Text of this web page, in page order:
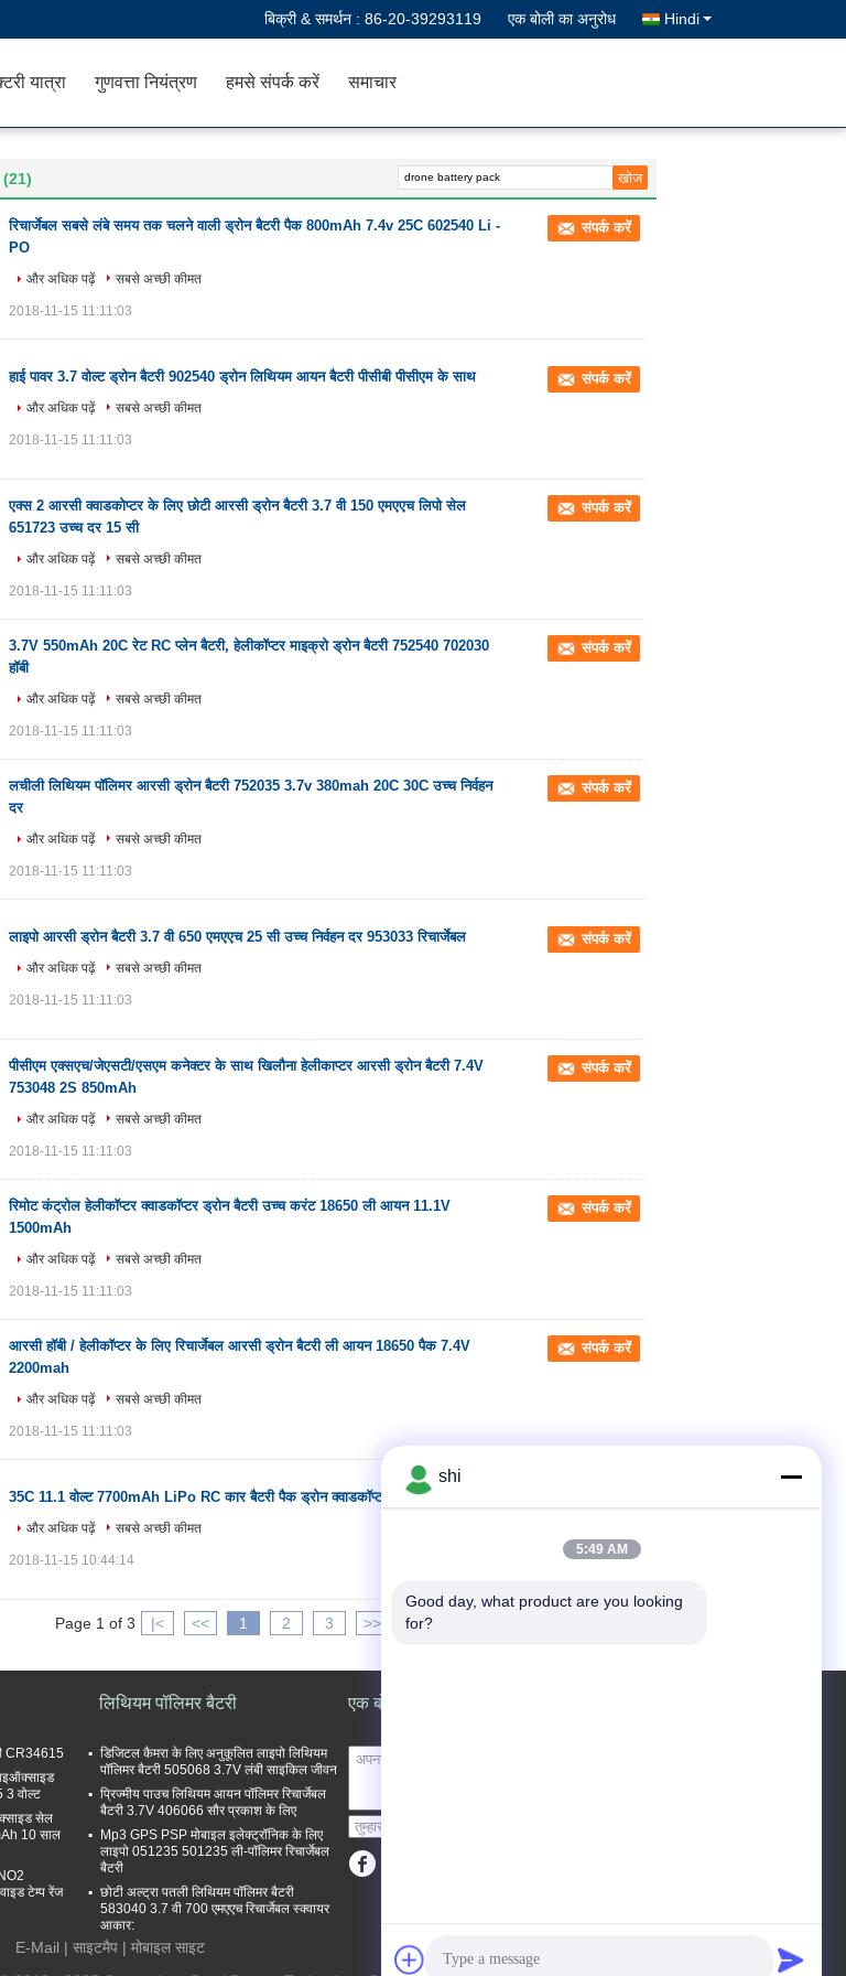
बिक्री & समर्थन : 86-20-39293119 एक बोली का अनुरोध Hindi
यात्रा गुणवत्ता नियंत्रण हमसे संपर्क करें समाचार
(21)
रिचार्जेबल सबसे लंबे समय तक चलने वाली ड्रोन बैटरी पैक 800mAh 7.4v 25C 602540 Li -
PO
संपर्क करें
और अधिक पढ़ें सबसे अच्छी कीमत
2018-11-15 11:11:03
हाई पावर 3.7 वोल्ट ड्रोन बैटरी 902540 ड्रोन लिथियम आयन बैटरी पीसीबी पीसीएम के साथ संपर्क करें
और अधिक पढ़ें सबसे अच्छी कीमत
2018-11-15 11:11:03
एक्स 2 आरसी क्वाडकोप्टर के लिए छोटी आरसी ड्रोन बैटरी 3.7 वी 150 एमएएच लिपो सेल
651723 उच्च दर 15 सी
संपर्क करें
और अधिक पढ़ें सबसे अच्छी कीमत
2018-11-15 11:11:03
3.7V 550mAh 20C रेट RC प्लेन बैटरी, हेलीकॉप्टर माइक्रो ड्रोन बैटरी 752540 702030
हॉबी
संपर्क करें
और अधिक पढ़ें सबसे अच्छी कीमत
2018-11-15 11:11:03
लचीली लिथियम पॉलिमर आरसी ड्रोन बैटरी 752035 3.7v 380mah 20C 30C उच्च निर्वहन
दर
संपर्क करें
और अधिक पढ़ें सबसे अच्छी कीमत
2018-11-15 11:11:03
लाइपो आरसी ड्रोन बैटरी 3.7 वी 650 एमएएच 25 सी उच्च निर्वहन दर 953033 रिचार्जेबल संपर्क करें
और अधिक पढ़ें सबसे अच्छी कीमत
2018-11-15 11:11:03
पीसीएम एक्सएच/जेएसटी/एसएम कनेक्टर के साथ खिलौना हेलीकाप्टर आरसी ड्रोन बैटरी 7.4V
753048 2S 850mAh
संपर्क करें
और अधिक पढ़ें सबसे अच्छी कीमत
2018-11-15 11:11:03
रिमोट कंट्रोल हेलीकॉप्टर क्वाडकॉप्टर ड्रोन बैटरी उच्च करंट 18650 ली आयन 11.1V
1500mAh
संपर्क करें
और अधिक पढ़ें सबसे अच्छी कीमत
2018-11-15 11:11:03
आरसी हॉबी / हेलीकॉप्टर के लिए रिचार्जेबल आरसी ड्रोन बैटरी ली आयन 18650 पैक 7.4V
2200mah
संपर्क करें
और अधिक पढ़ें सबसे अच्छी कीमत
2018-11-15 11:11:03
35C 11.1 वोल्ट 7700mAh LiPo RC कार बैटरी पैक ड्रोन क्वाडकॉप्टर एप्लीकेशन:
और अधिक पढ़ें सबसे अच्छी कीमत
2018-11-15 10:44:14
Page 1 of 3 |< << 1 2 3 >> >|
CR34615
वोल्ट
सेल
10 साल
टेम्प रेंज
लिथियम पॉलिमर बैटरी
डिजिटल कैमरा के लिए अनुकूलित लाइपो लिथियम
पॉलिमर बैटरी 505068 3.7V लंबी साइकिल जीवन
प्रिज्मीय पाउच लिथियम आयन पॉलिमर रिचार्जेबल
बैटरी 3.7V 406066 सौर प्रकाश के लिए
Mp3 GPS PSP मोबाइल इलेक्ट्रॉनिक के लिए
लाइपो 051235 501235 ली-पॉलिमर रिचार्जेबल
बैटरी
छोटी अल्ट्रा पतली लिथियम पॉलिमर बैटरी
583040 3.7 वी 700 एमएएच रिचार्जेबल स्क्वायर
आकार:
एक बोली का अनुरोध
E-Mail | साइटमैप | मोबाइल साइट
shi
5:49 AM
Good day, what product are you looking
for?